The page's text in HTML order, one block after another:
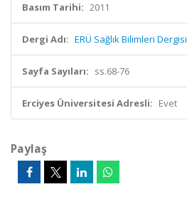
Basım Tarihi: 2011
Dergi Adı: ERÜ Sağlık Bilimleri Dergisi
Sayfa Sayıları: ss.68-76
Erciyes Üniversitesi Adresli: Evet
Paylaş